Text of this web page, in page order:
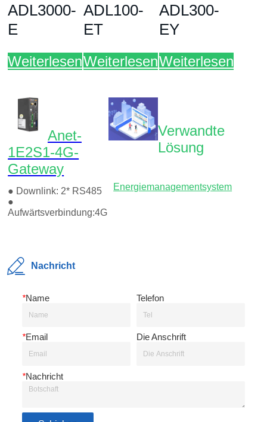
Nachricht
*Name Telefon
*Email Die Anschrift
*Nachricht